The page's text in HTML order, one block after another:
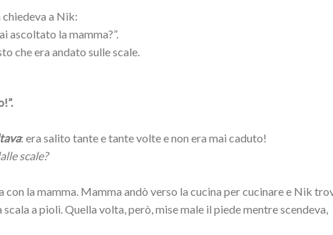
chiedeva a Nik:
ascoltato la mamma?”.
che era andato sulle scale.
: era salito tante e tante volte e non era mai caduto!
scale?
con la mamma. Mamma andò verso la cucina per cucinare e Nik
a pioli. Quella volta, però, mise male il piede mentre scendeva,